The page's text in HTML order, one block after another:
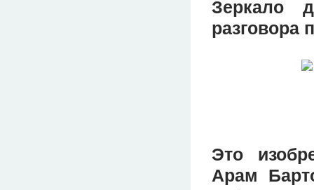
Зеркало
разговора
Это
Арам